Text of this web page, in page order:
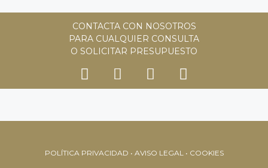
CONTACTA CON NOSOTROS
PARA CUALQUIER CONSULTA
O SOLICITAR PRESUPUESTO
POLÍTICA PRIVACIDAD • AVISO LEGAL • COOKIES